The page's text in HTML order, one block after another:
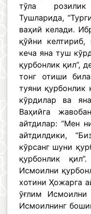
тўла
Тушларида,
ваҳий келади.
қўйни келтириб,
кеча яна туш
қурбонлик қил”,
тонг отиши
туяни қурбонлик
кўрдилар ва
Ваҳийга
айтдилар: “Мен
айтдилдики,
кўрсанг шуни
қурбонлик
Исмоилни
хотини Ҳожарга
ўғлим
Исмоилнинг